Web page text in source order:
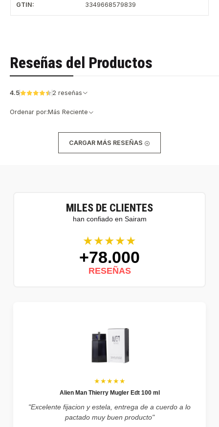
GTIN: 3349668579839
Reseñas del Productos
4.5 2 reseñas
Ordenar por:Más Reciente
CARGAR MÁS RESEÑAS
MILES DE CLIENTES
han confiado en Sairam
★★★★★
+78.000
RESEÑAS
★★★★★
Alien Man Thierry Mugler Edt 100 ml
"Excelente fijacion y estela, entrega de a cuerdo a lo
pactado muy buen producto"